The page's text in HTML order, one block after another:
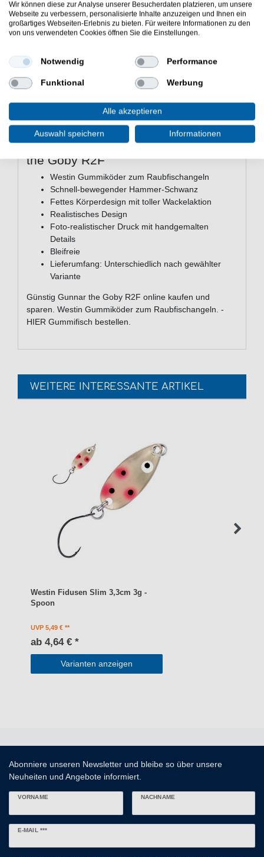
Fische an, die sich auf Grundeln als Beute spezialisiert
haben. Der fotorealistische Druck in Kombination mit
handgemalten Details verleiht dem Köder ein
unterschiedlichen Lichtverhältnissen bewährt. Die
Kombination aus realistischer Aktion, praktischer
Montage und robuster Konstruktion macht diesen
Gummifisch zu einer vielseitigen Wahl für verschiedene
Gewässertypen.
Eigenschaften des Westin Gunnar
the Goby R2F
Westin Gummiköder zum Raubfischangeln
Schnell-bewegender Hammer-Schwanz
Fettes Körperdesign mit toller Wackelaktion
Realistisches Design
Foto-realistischer Druck mit handgemalten
Details
Bleifreie
Lieferumfang: Unterschiedlich nach gewählter
Variante
Günstig Gunnar the Goby R2F online kaufen und
sparen. Westin Gummiköder zum Raubfischangeln. -
HIER Gummifisch bestellen.
WEITERE INTERESSANTE ARTIKEL
Westin Fidusen Slim 3,3cm 3g -
Spoon
UVP 5,49 €
ab 4,64 € *
Varianten anzeigen
Abonniere unseren Newsletter und bleibe so über unsere
Neuheiten und Angebote informiert.
VORNAME NACHNAME
E-MAIL ***
Newsletter
Wir können diese zur Analyse unserer Besucherdaten platzieren, um unsere
Webseite zu verbessern, personalisierte Inhalte anzuzeigen und Ihnen ein
großartiges Webseiten-Erlebnis zu bieten. Für weitere Informationen zu den
von uns verwendeten Cookies öffnen Sie die Einstellungen.
Notwendig Performance
Funktional Werbung
Alle akzeptieren
Auswahl speichern Informationen